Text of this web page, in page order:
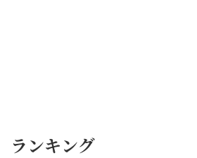
ランキング